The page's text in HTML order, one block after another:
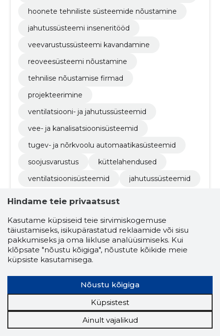
hoonete tehniliste süsteemide nõustamine
jahutussüsteemi inseneritööd
veevarustussüsteemi kavandamine
reoveesüsteemi nõustamine
tehnilise nõustamise firmad
projekteerimine
ventilatsiooni- ja jahutussüsteemid
vee- ja kanalisatsioonisüsteemid
tugev- ja nõrkvoolu automaatikasüsteemid
soojusvarustus
küttelahendused
ventilatsioonisüsteemid
jahutussüsteemid
Osanik
...
Maineskoor: ...
Hindame teie privaatsust
Kasutame küpsiseid teie sirvimiskogemuse
täiustamiseks, isikupärastatud reklaamide või sisu
pakkumiseks ja oma liikluse analüüsimiseks. Kui
klõpsate "nõustu kõigiga", nõustute kõikide meie
küpsiste kasutamisega.
Nõustu kõigiga
Küpsistest
Ainult vajalikud